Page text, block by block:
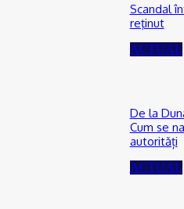
Scandal
reţinut
ACTUAL
De la
Cum se
autorități
ACTUAL